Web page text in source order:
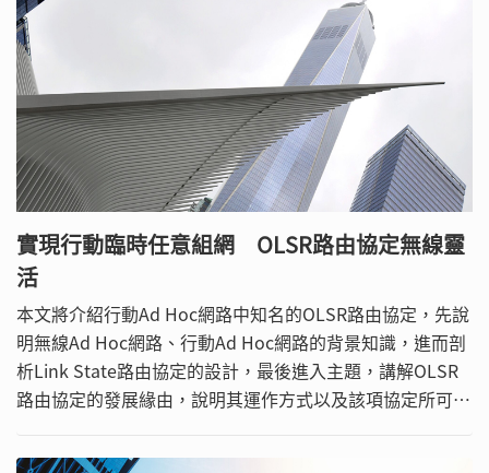
實現行動臨時任意組網 OLSR路由協定無線靈
活
本文將介紹行動Ad Hoc網路中知名的OLSR路由協定，先說
明無線Ad Hoc網路、行動Ad Hoc網路的背景知識，進而剖
析Link State路由協定的設計，最後進入主題，講解OLSR
路由協定的發展緣由，說明其運作方式以及該項協定所可能